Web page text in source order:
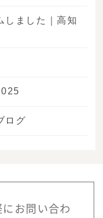
しました｜高知
ログ
お問い合わ